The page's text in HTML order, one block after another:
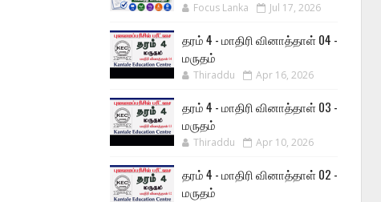
Focus Lanka Jul 17, 2026
தரம் 4 - மாதிரி வினாத்தாள் 04 -
மருதம்
Thiraddu Apr 16, 2026
தரம் 4 - மாதிரி வினாத்தாள் 03 -
மருதம்
Thiraddu Apr 10, 2026
தரம் 4 - மாதிரி வினாத்தாள் 02 -
மருதம்